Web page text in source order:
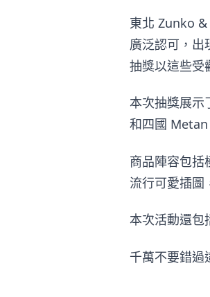
東北 Zunko
廣泛認可，出
抽獎以這些受
本次抽獎展
和四國 Metan
商品陣容包括
流行可愛插圖
本次活動還包
千萬不要錯過